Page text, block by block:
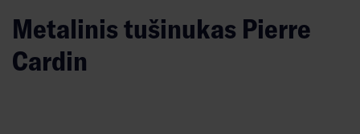
Metalinis tušinukas Pierre
Cardin